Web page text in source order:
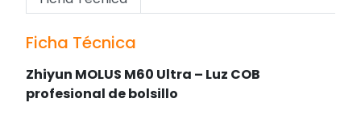
Ficha Técnica
Zhiyun MOLUS M60 Ultra – Luz COB
profesional de bolsillo